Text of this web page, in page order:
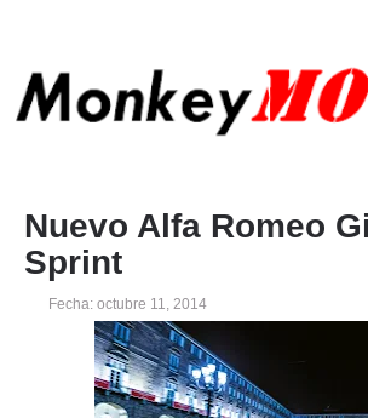
Nuevo Alfa Romeo
Sprint
Fecha: octubre 11, 2014